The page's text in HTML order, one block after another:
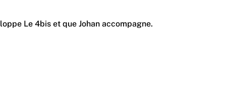
Le 4bis et que Johan accompagne.